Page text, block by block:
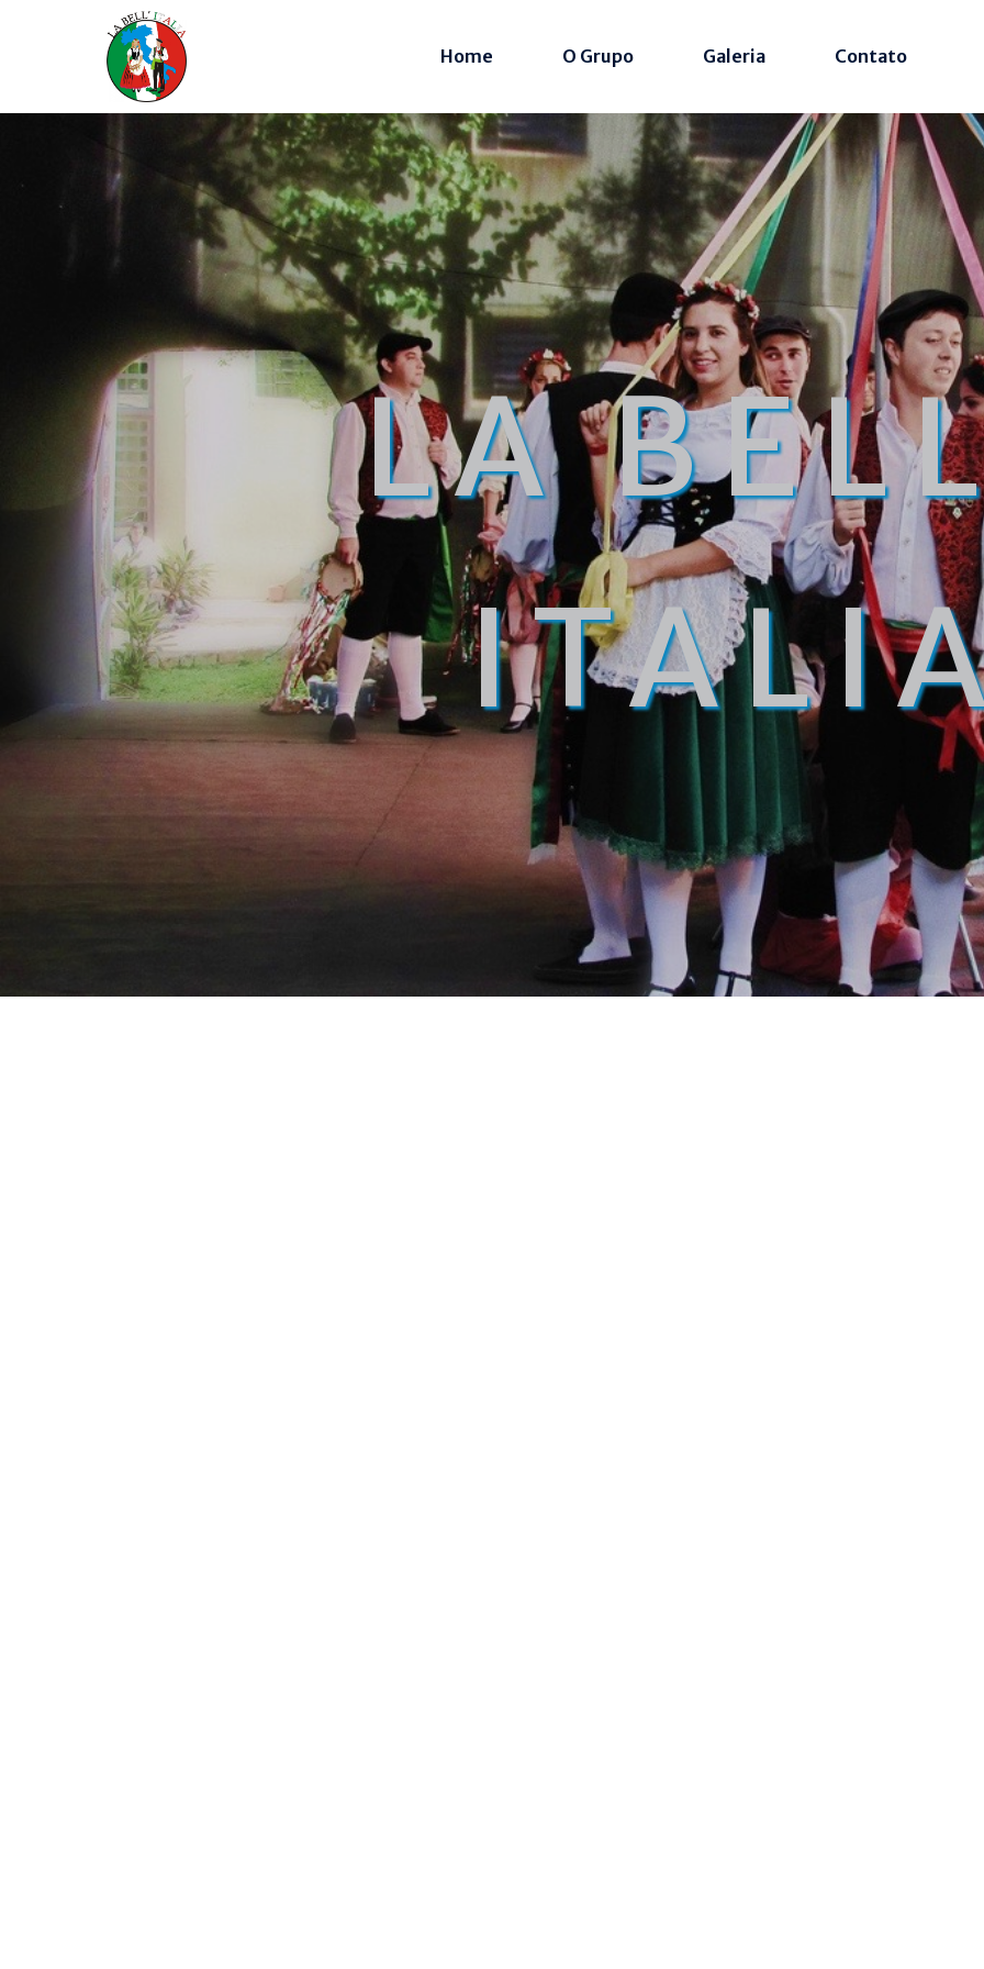
Home O Grupo Galeria Contato
LA